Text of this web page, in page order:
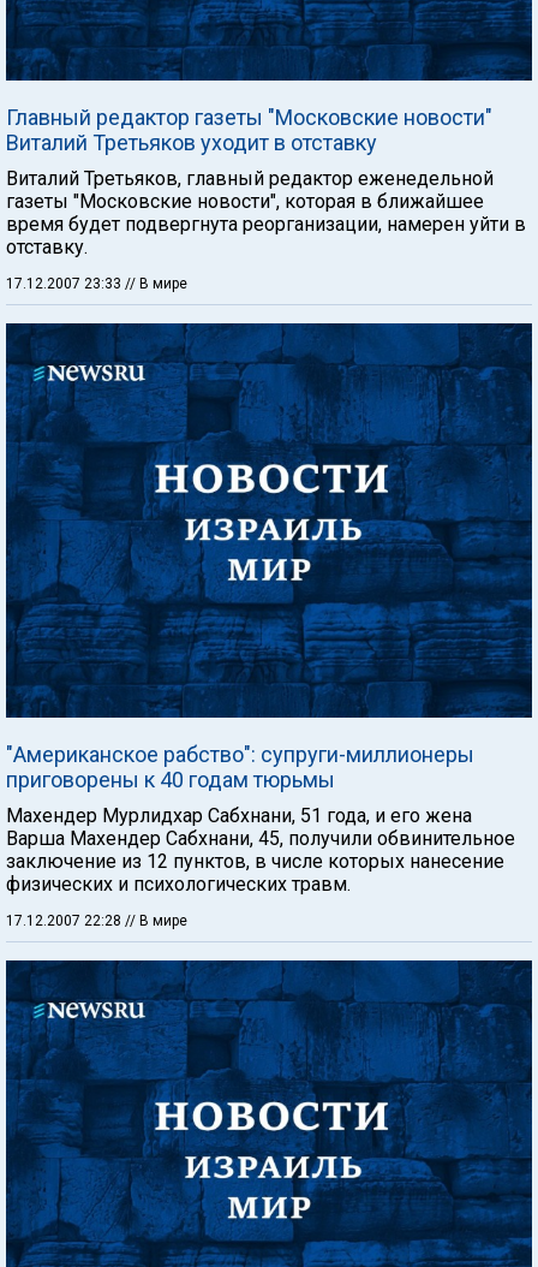
Главный редактор газеты "Московские новости"
Виталий Третьяков уходит в отставку
Виталий Третьяков, главный редактор еженедельной
газеты "Московские новости", которая в ближайшее
время будет подвергнута реорганизации, намерен уйти в
отставку.
17.12.2007 23:33 // В мире
"Американское рабство": супруги-миллионеры
приговорены к 40 годам тюрьмы
Махендер Мурлидхар Сабхнани, 51 года, и его жена
Варша Махендер Сабхнани, 45, получили обвинительное
заключение из 12 пунктов, в числе которых нанесение
физических и психологических травм.
17.12.2007 22:28 // В мире